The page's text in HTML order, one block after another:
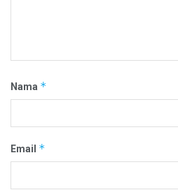
Nama *
Email *